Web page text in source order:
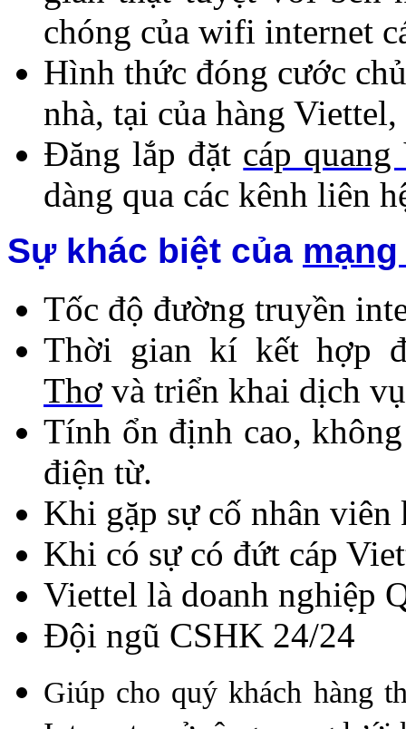
chóng của wifi internet
Hình thức đóng cước
nhà, tại của hàng
Đăng lắp đặt cáp
dàng qua các kênh liên
Sự khác biệt của
Tốc độ đường truyền
Thời gian kí kết hợp
Thơ và triển khai dịch
Tính ổn định cao,
điện từ.
Khi gặp sự cố nhân
Khi có sự có đứt cáp
Viettel là doanh nghiệp
Đội ngũ CSHK 24/24
Giúp cho quý khách hàng